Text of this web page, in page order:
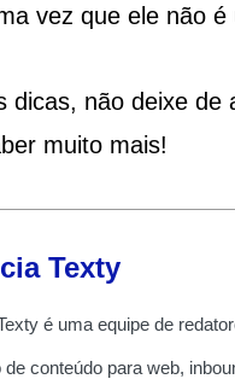
vez que ele não é
dicas, não deixe
muito mais!
Texty
é uma equipe de
de conteúdo para web,